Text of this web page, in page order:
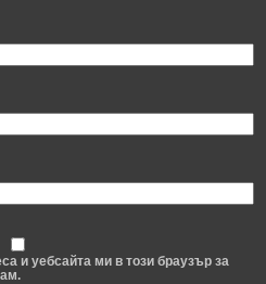
и уебсайта ми в този браузър за